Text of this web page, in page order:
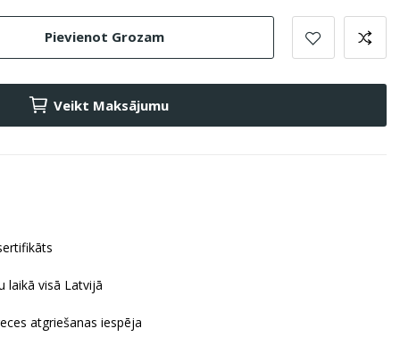
Pievienot Grozam
Veikt Maksājumu
laikā visā Latvijā
atgriešanas iespēja